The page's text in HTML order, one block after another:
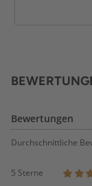
Bewertungen
Durchschnittliche
5 Sterne